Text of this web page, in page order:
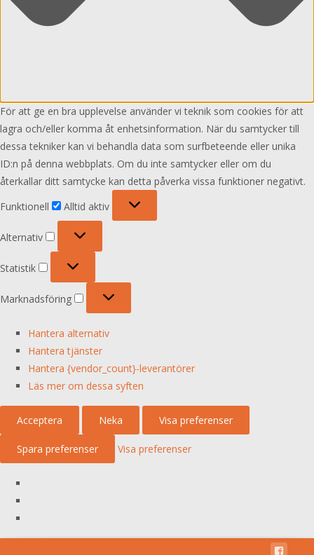
För att ge en bra upplevelse använder vi teknik som cookies för att
lagra och/eller komma åt enhetsinformation. När du samtycker till
dessa tekniker kan vi behandla data som surfbeteende eller unika
ID:n på denna webbplats. Om du inte samtycker eller om du
återkallar ditt samtycke kan detta påverka vissa funktioner negativt.
Funktionell
Alltid aktiv
Alternativ
Statistik
Marknadsföring
Hantera alternativ
Hantera tjänster
Hantera {vendor_count}-leverantörer
Läs mer om dessa syften
Acceptera Neka Visa preferenser
Spara preferenser Visa preferenser